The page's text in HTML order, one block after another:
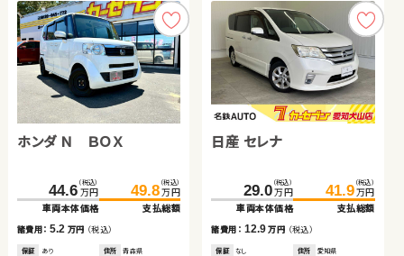
ホンダ Ｎ ＢＯＸ
44.6 （税込）
万円
車両本体価格
49.8 （税込）
万円
支払総額
諸費用：5.2 万円 （税込）
保証 あり 住所 青森県
日産 セレナ
29.0 （税込）
万円
車両本体価格
41.9 （税込）
万円
支払総額
諸費用： 12.9万円 （税込）
保証 なし 住所 愛知県
トヨタ ヴォクシー ハイブ
369.0 （税込）
万円
車両本体価格
380.9 （税込）
万円
支払総額
諸費用：11.9万円（税込）
保証 あり 住所 北海道
トヨタ ヴォクシー ハイブ
406.2 （税込）
万円
車両本体価格
419.9 （税込）
万円
支払総額
諸費用： 13.7万円 （税込）
保証 あり 住所 岩手県
スズキ アルト ＨＢ
29.7 （税込）
万円
車両本体価格
34.0 （税込）
万円
支払総額
諸費用：4.3 万円 （税込）
保証 なし 住所 岡山県
スバル フォレスター
101.5 （税込）
万円
車両本体価格
113.2 （税込）
万円
支払総額
諸費用： 11.7万円 （税込）
保証 あり 住所 岩手県